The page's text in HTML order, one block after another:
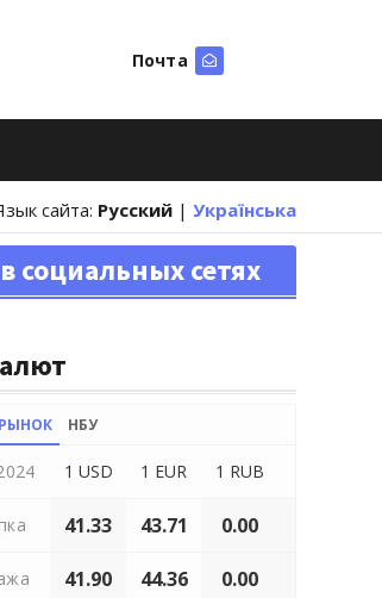
Почта
сайта: Русский | Українська
социальных сетях
НБУ
1 USD 1 EUR 1 RUB
41.33 43.71 0.00
41.90 44.36 0.00